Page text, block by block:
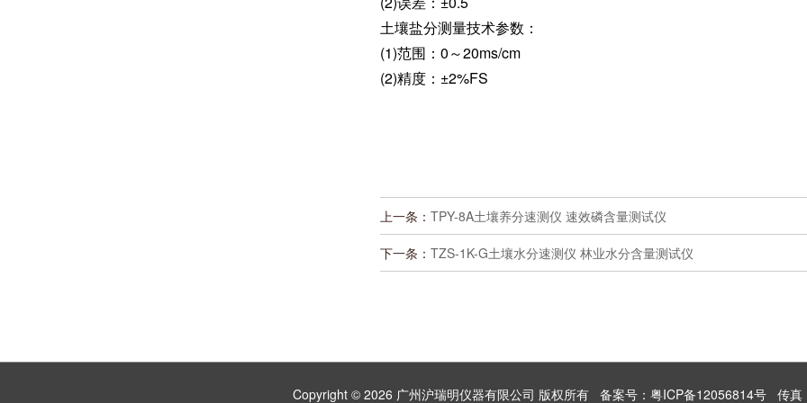
土壤盐分测量技术参数：
(1)范围：0～20ms/cm
(2)精度：±2%FS
上一条： TPY-8A土壤养分速测仪 速效磷含量测试仪
下一条： TZS-1K-G土壤水分速测仪 林业水分含量测试仪
Copyright © 2026 广州沪瑞明仪器有限公司 版权所有 备案号：粤ICP备12056814号 传真